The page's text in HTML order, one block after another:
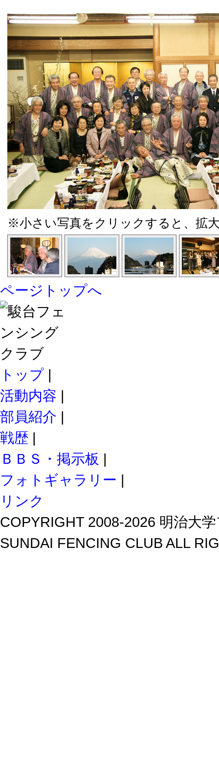
※小さい写真をクリックすると、拡
ページトップへ
トップ |
活動内容 |
部員紹介 |
戦歴 |
ＢＢＳ・掲示板 |
フォトギャラリー |
リンク
COPYRIGHT 2008-2026 明治大
SUNDAI FENCING CLUB ALL